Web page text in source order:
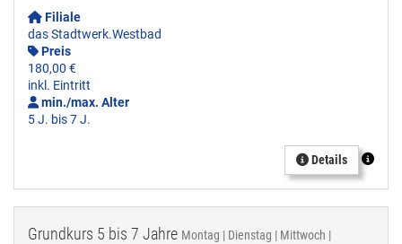
Filiale
das Stadtwerk.Westbad
Preis
180,00 €
inkl. Eintritt
min./max. Alter
5 J. bis 7 J.
Details
Grundkurs 5 bis 7 Jahre Montag | Dienstag | Mittwoch |